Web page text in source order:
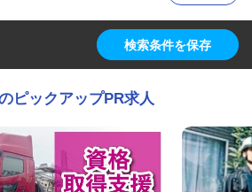
検索条件を保存
ピックアップPR求人